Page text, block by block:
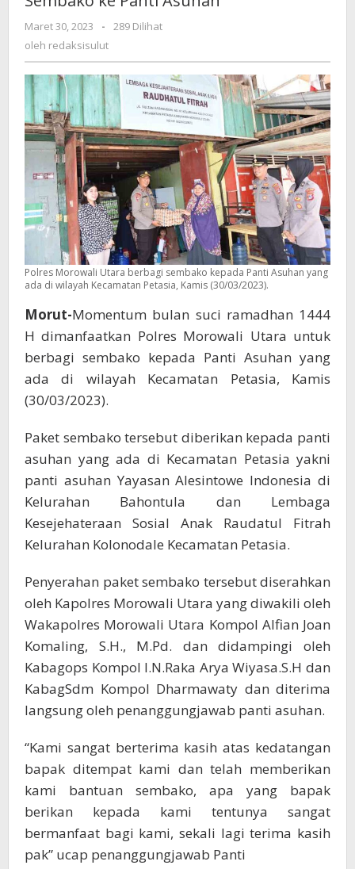
Paket
Sembako
Maret 30, 2023
oleh
redaksisulut
-
289 Dilihat
oleh redaksisulut
Polres Morowali Utara berbagi sembako kepada Panti Asuhan yang
ada di wilayah Kecamatan Petasia, Kamis (30/03/2023).
Morut-Momentum bulan suci ramadhan 1444
H dimanfaatkan Polres Morowali Utara untuk
berbagi sembako kepada Panti Asuhan yang
ada di wilayah Kecamatan Petasia, Kamis
(30/03/2023).
Paket sembako tersebut diberikan kepada panti
asuhan yang ada di Kecamatan Petasia yakni
panti asuhan Yayasan Alesintowe Indonesia di
Kelurahan Bahontula dan Lembaga
Kesejehateraan Sosial Anak Raudatul Fitrah
Kelurahan Kolonodale Kecamatan Petasia.
Penyerahan paket sembako tersebut diserahkan
oleh Kapolres Morowali Utara yang diwakili oleh
Wakapolres Morowali Utara Kompol Alfian Joan
Komaling, S.H., M.Pd. dan didampingi oleh
Kabagops Kompol I.N.Raka Arya Wiyasa.S.H dan
KabagSdm Kompol Dharmawaty dan diterima
langsung oleh penanggungjawab panti asuhan.
“Kami sangat berterima kasih atas kedatangan
bapak ditempat kami dan telah memberikan
kami bantuan sembako, apa yang bapak
berikan kepada kami tentunya sangat
bermanfaat bagi kami, sekali lagi terima kasih
pak” ucap penanggungjawab Panti